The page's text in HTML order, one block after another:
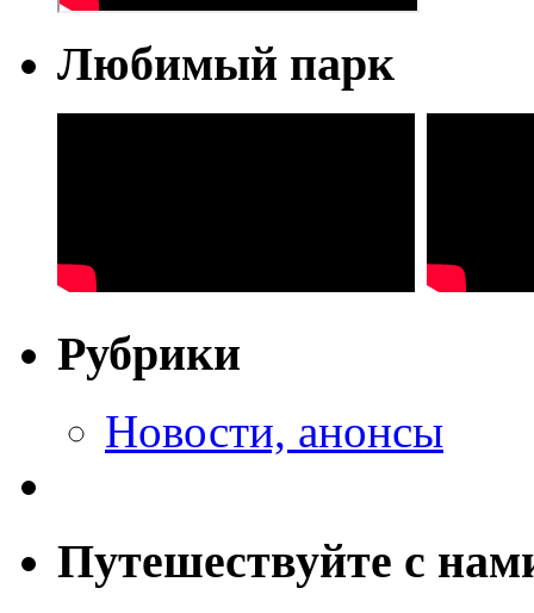
Любимый парк
Рубрики
Новости, анонсы
Путешествуйте с